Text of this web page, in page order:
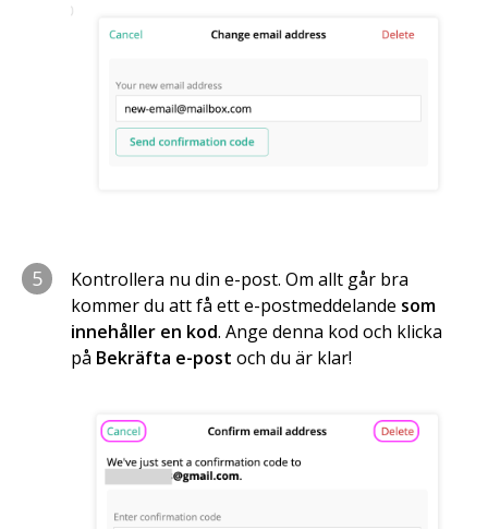
5
Kontrollera nu din e-post. Om allt går bra
kommer du att få ett e-postmeddelande som
innehåller en kod. Ange denna kod och klicka
på Bekräfta e-post och du är klar!